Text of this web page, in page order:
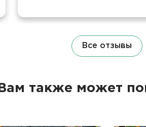
Все отзывы
Вам также может